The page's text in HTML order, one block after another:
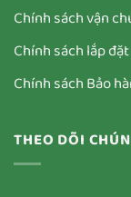
Chính sách vận
Chính sách lắp đặt
Chính sách Bảo
THEO DÕI